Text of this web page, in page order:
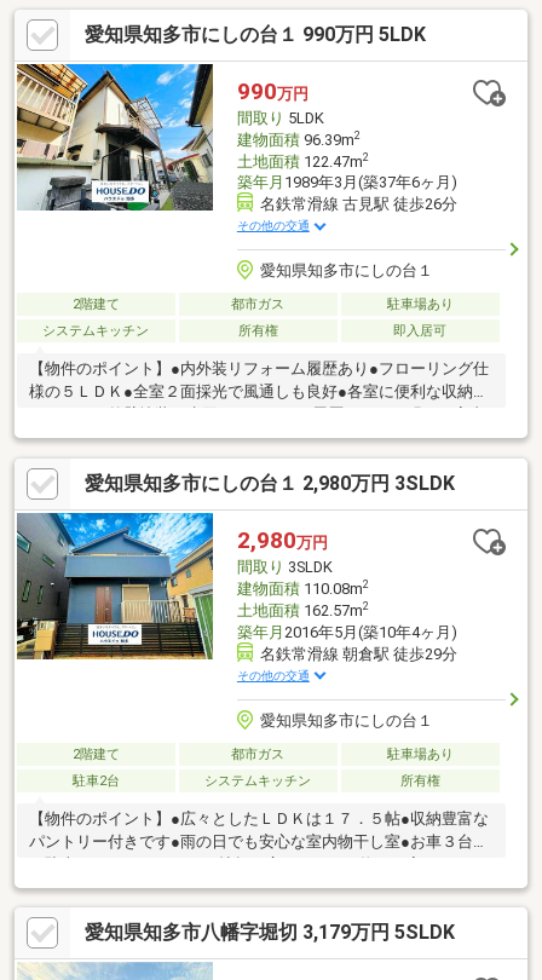
階廊下にも収納有・駐車2台可能(車種による)▼2026年8月内外装
リフォーム内容【交換】キッチン、洗面台、浴室、トイレ、一部
建具【貼替】クロス、フロアタイル張、CF【その他】白蟻点検、
外壁・屋根塗装、ハウスクリーニング■ ご希望の住まい探しをお
手伝いします ━━━━━・・・物件の詳細・ご相談はお気軽にお
問い合わせください。
愛知県知多市にしの台１ 990万円 5LDK
990万円
間取り 5LDK
建物面積96.39m2
土地面積122.47m2
築年月 1989年3月(築37年6ヶ月)
名鉄常滑線 古見駅 徒歩26分
その他の交通
愛知県知多市にしの台１
2階建て 都市ガス
駐車場あり
システムキッチン
所有権 即入居可
【物件のポイント】●内外装リフォーム履歴あり●フローリング仕
様の５ＬＤＫ●全室２面採光で風通しも良好●各室に便利な収納が
で快適に新生活をスタートできます。【周辺環境のポイント】●
薬局まで徒歩２分の近さです●小学校まで徒歩１４分で安心●スー
パーも徒歩８分と便利です＊毎日のお買い物に便利な店舗や教育
施設が身近に揃い、子育て世帯にも優しい街並みです。
愛知県知多市にしの台１ 2,980万円 3SLDK
2,980万円
間取り 3SLDK
建物面積110.08m2
土地面積162.57m2
築年月 2016年5月(築10年4ヶ月)
名鉄常滑線 朝倉駅 徒歩29分
その他の交通
愛知県知多市にしの台１
2階建て 都市ガス
駐車場あり
駐車2台
システムキッチン 所有権
【物件のポイント】●広々としたＬＤＫは１７．５帖●収納豊富な
パントリー付きです●雨の日でも安心な室内物干し室●お車３台分
の駐車スペースあり＊１７帖超の広々ＬＤＫや物干し室、パント
リーがあり日々の家事も快適です。【周辺環境のポイント】●最
寄りのスーパーまで徒歩４分●ドラッグストアも徒歩４分です●小
中学校は徒歩１３分以内です＊毎日のお買い物に便利な施設が身
近に揃い、小中学校への通学も安心です。
愛知県知多市八幡字堀切 3,179万円 5SLDK